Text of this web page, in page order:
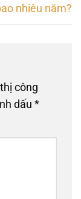
nhiêu năm?
công
dấu *